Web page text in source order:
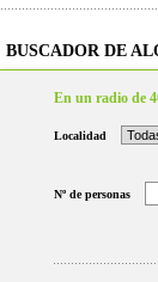
BUSCADOR DE
En un radio de
Localidad
Nº de personas